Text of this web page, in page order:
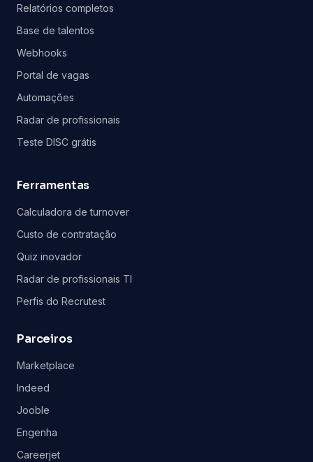
Relatórios completos
Base de talentos
Webhooks
Portal de vagas
Automações
Radar de profissionais
Teste DISC grátis
Ferramentas
Calculadora de turnover
Custo de contratação
Quiz inovador
Radar de profissionais TI
Perfis do Recrutest
Parceiros
Marketplace
Indeed
Jooble
Engenha
Careerjet